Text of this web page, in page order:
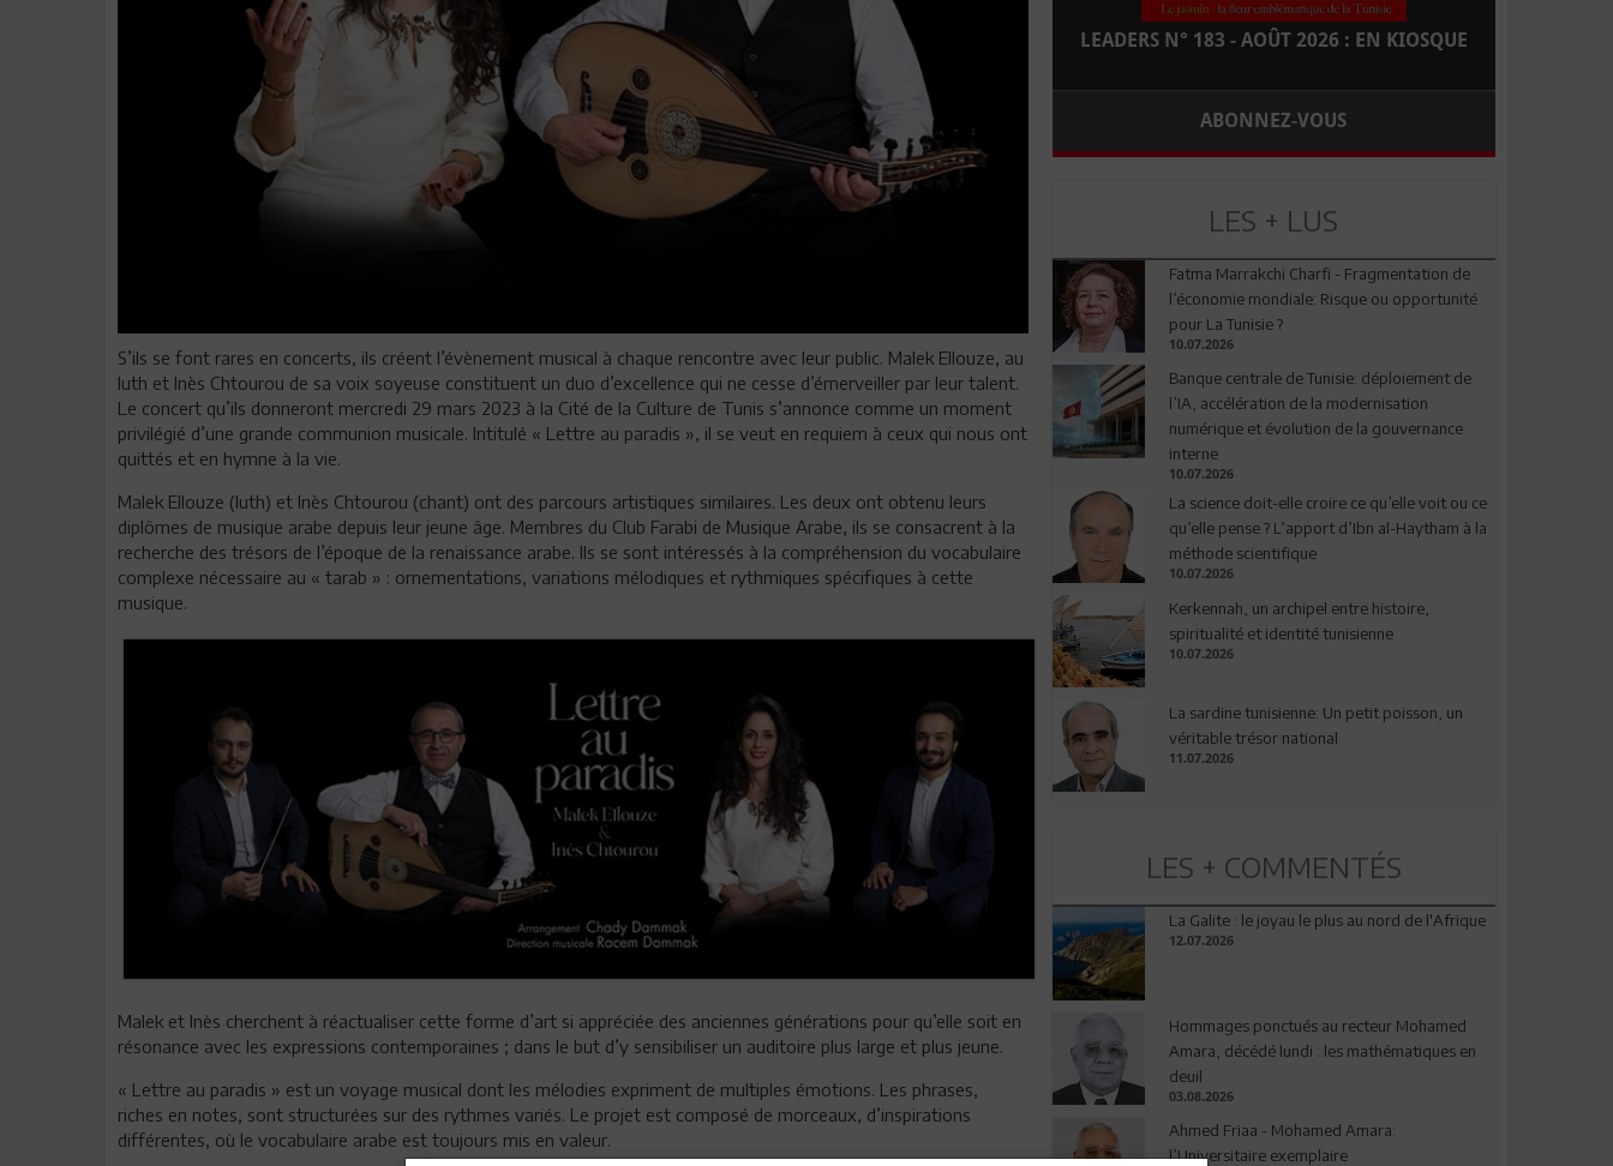
S’ils se font rares en concerts, ils créent l’évènement musical à chaque rencontre avec leur public. Malek Ellouze, au
luth et Inès Chtourou de sa voix soyeuse constituent un duo d’excellence qui ne cesse d’émerveiller par leur talent.
Le concert qu’ils donneront mercredi 29 mars 2023 à la Cité de la Culture de Tunis s’annonce comme un moment
privilégié d’une grande communion musicale. Intitulé « Lettre au paradis », il se veut en requiem à ceux qui nous ont
quittés et en hymne à la vie.
Malek Ellouze (luth) et Inès Chtourou (chant) ont des parcours artistiques similaires. Les deux ont obtenu leurs
diplômes de musique arabe depuis leur jeune âge. Membres du Club Farabi de Musique Arabe, ils se consacrent à la
recherche des trésors de l’époque de la renaissance arabe. Ils se sont intéressés à la compréhension du vocabulaire
complexe nécessaire au « tarab » : ornementations, variations mélodiques et rythmiques spécifiques à cette
musique.
Malek et Inès cherchent à réactualiser cette forme d’art si appréciée des anciennes générations pour qu’elle soit en
résonance avec les expressions contemporaines ; dans le but d’y sensibiliser un auditoire plus large et plus jeune.
« Lettre au paradis » est un voyage musical dont les mélodies expriment de multiples émotions. Les phrases,
riches en notes, sont structurées sur des rythmes variés. Le projet est composé de morceaux, d’inspirations
différentes, où le vocabulaire arabe est toujours mis en valeur.
LEADERS N° 183 - AOÛT 2026 : EN KIOSQUE
ABONNEZ-VOUS
LES + LUS
Fatma Marrakchi Charfi - Fragmentation de
l’économie mondiale: Risque ou opportunité
pour La Tunisie ?
10.07.2026
Banque centrale de Tunisie: déploiement de
l’IA, accélération de la modernisation
numérique et évolution de la gouvernance
interne
10.07.2026
La science doit-elle croire ce qu’elle voit ou ce
qu’elle pense ? L’apport d’Ibn al-Haytham à la
méthode scientifique
10.07.2026
Kerkennah, un archipel entre histoire,
spiritualité et identité tunisienne
10.07.2026
La sardine tunisienne: Un petit poisson, un
véritable trésor national
11.07.2026
LES + COMMENTÉS
La Galite : le joyau le plus au nord de l'Afrique
12.07.2026
Hommages ponctués au recteur Mohamed
Amara, décédé lundi : les mathématiques en
deuil
03.08.2026
Ahmed Friaa - Mohamed Amara:
l’Universitaire exemplaire